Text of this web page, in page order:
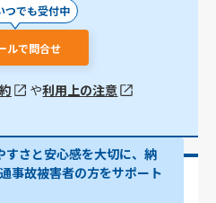
つでも受付中
ルで問合せ
や利用上の注意
すさと安心感を大切に、納
事故被害者の方をサポート